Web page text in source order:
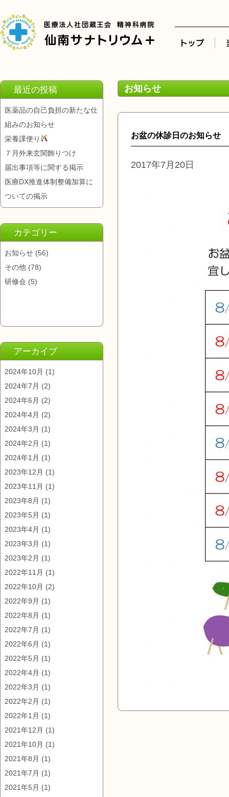
最近の投稿
医薬品の自己負担の新たな仕
組みのお知らせ
栄養課便り
７月外来玄関飾りつけ
届出事項等に関する掲示
医療DX推進体制整備加算に
ついての掲示
カテゴリー
お知らせ (56)
その他 (78)
研修会 (5)
アーカイブ
2024年10月 (1)
2024年7月 (2)
2024年6月 (2)
2024年4月 (2)
2024年3月 (1)
2024年2月 (1)
2024年1月 (1)
2023年12月 (1)
2023年11月 (1)
2023年8月 (1)
2023年5月 (1)
2023年4月 (1)
2023年3月 (1)
2023年2月 (1)
2022年11月 (1)
2022年10月 (2)
2022年9月 (1)
2022年8月 (1)
2022年7月 (1)
2022年6月 (1)
2022年5月 (1)
2022年4月 (1)
2022年3月 (1)
2022年2月 (1)
2022年1月 (1)
2021年12月 (1)
2021年10月 (1)
2021年8月 (1)
2021年7月 (1)
2021年5月 (1)
お知らせ
お盆の休診日のお知らせ
2017年7月20日